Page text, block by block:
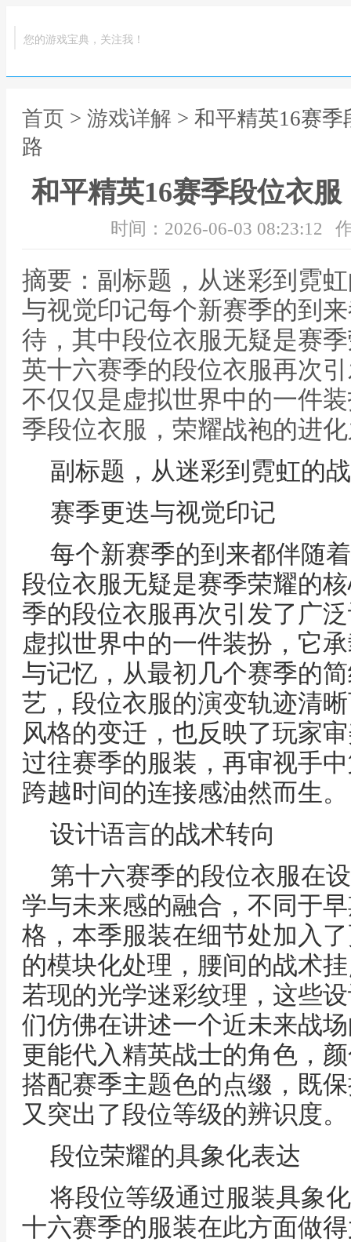
您的游戏宝典，关注我！
首页 > 游戏详解 > 和平精英16赛
路
和平精英16赛季段位衣
时间：2026-06-03 08:23:12
摘要：副标题，从迷彩到霓
与视觉印记每个新赛季的到
待，其中段位衣服无疑是赛
英十六赛季的段位衣服再次
不仅仅是虚拟世界中的一件
季段位衣服，荣耀战袍的进
副标题，从迷彩到霓虹的
赛季更迭与视觉印记
每个新赛季的到来都伴随
段位衣服无疑是赛季荣耀的
季的段位衣服再次引发了广
虚拟世界中的一件装扮，它
与记忆，从最初几个赛季的
艺，段位衣服的演变轨迹清
风格的变迁，也反映了玩家
过往赛季的服装，再审视手
跨越时间的连接感油然而生。
设计语言的战术转向
第十六赛季的段位衣服在
学与未来感的融合，不同于
格，本季服装在细节处加入
的模块化处理，腰间的战术
若现的光学迷彩纹理，这些
们仿佛在讲述一个近未来战
更能代入精英战士的角色，
搭配赛季主题色的点缀，既
又突出了段位等级的辨识度。
段位荣耀的具象化表达
将段位等级通过服装具象
十六赛季的服装在此方面做